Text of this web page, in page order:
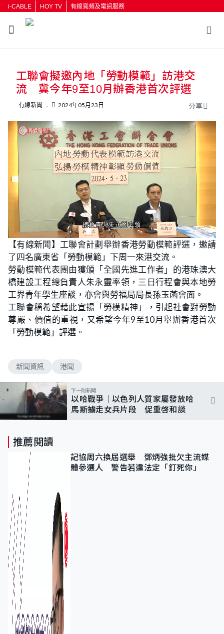
i-CABLE HOY TV 有線寬頻及電訊服務
按輸入鍵開始搜尋
工聯會擬邀內地「勞動模範」訪港交
流 冀今年9至10月辦香港首次評選
有線新聞 2024年05月23日 分享
U
n
m
t
e
L
o
a
d
e
d
:
7
6
.
9
2
%
【有線新聞】工聯會計劃舉辦香港勞動模範評選，邀請
了四名廣東省「勞動模範」下周一來港交流。
勞動模範代表團由獲頒「全國先進工作者」的港珠澳大
橋建設工程總負責人朱永靈率領，三日行程會與本地勞
工界青年學生座談，亦會與勞福局局長孫玉菡會面。
工聯會稱希望藉此宣揚「勞模精神」，引起社會對勞動
尊嚴、價值的重視，又希望今年9至10月舉辦香港首次
「勞動模範」評選。
新聞資訊 港聞
下一則新聞
以哈戰爭｜以色列人質家屬發放哈
馬斯擄走女兵片段 促重啓和談
推薦閱讀
記協周六換屆選舉 鄧炳強批欠主流媒
體參選人 警告若違法定「釘死你」